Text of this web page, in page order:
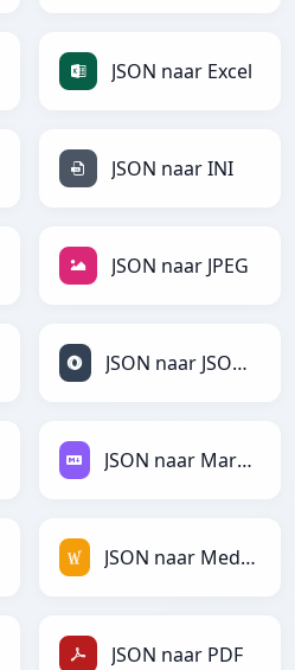
JSON naar Excel
JSON naar INI
JSON naar JPEG
JSON naar JSONLines
JSON naar Markdown
JSON naar MediaWiki
JSON naar PDF